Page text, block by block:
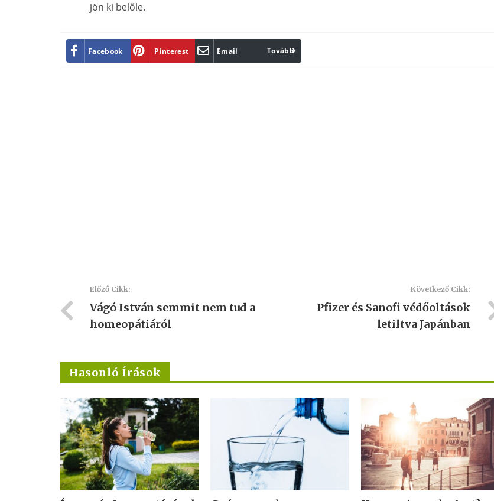
jön ki belőle.
Facebook Pinterest Email Print
Tovább
Előző Cikk:
Vágó István semmit nem tud a
homeopátiáról
Következő Cikk:
Pfizer és Sanofi védőoltások
letiltva Japánban
Hasonló Írások